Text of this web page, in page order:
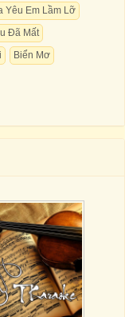
Yêu Em Lầm Lỡ
Đã Mất
Biển Mơ